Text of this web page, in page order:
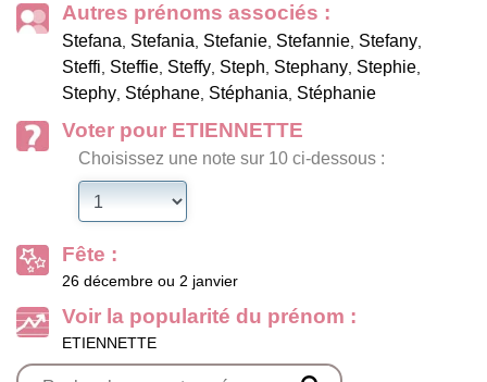
Autres prénoms associés :
Stefana, Stefania, Stefanie, Stefannie, Stefany,
Steffi, Steffie, Steffy, Steph, Stephany, Stephie,
Stephy, Stéphane, Stéphania, Stéphanie
Voter pour ETIENNETTE
Choisissez une note sur 10 ci-dessous :
Fête :
26 décembre ou 2 janvier
Voir la popularité du prénom :
ETIENNETTE